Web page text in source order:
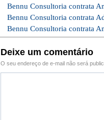
Bennu Consultoria contrata
Bennu Consultoria contrata
Bennu Consultoria contrata
Deixe um comentário
O seu endereço de e-mail não será